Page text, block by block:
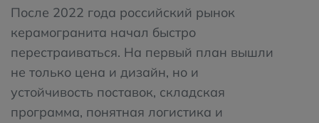
После 2022 года российский рынок
керамогранита начал быстро
перестраиваться. На первый план вышли
не только цена и дизайн, но и
устойчивость поставок, складская
программа, понятная логистика и